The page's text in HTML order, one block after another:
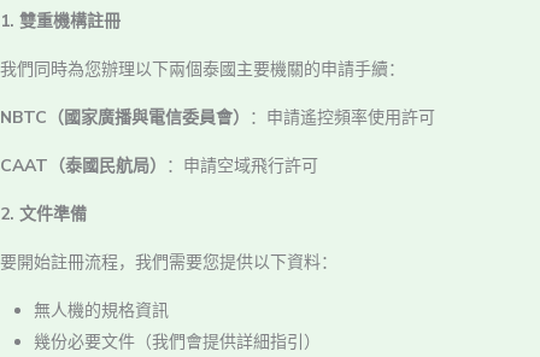
1. 雙重機構註冊
我們同時為您辦理以下兩個泰國主要機關的申請手續：
NBTC（國家廣播與電信委員會） ：申請遙控頻率使用許可
CAAT（泰國民航局） ：申請空域飛行許可
2. 文件準備
要開始註冊流程，我們需要您提供以下資料：
無人機的規格資訊
幾份必要文件（我們會提供詳細指引）